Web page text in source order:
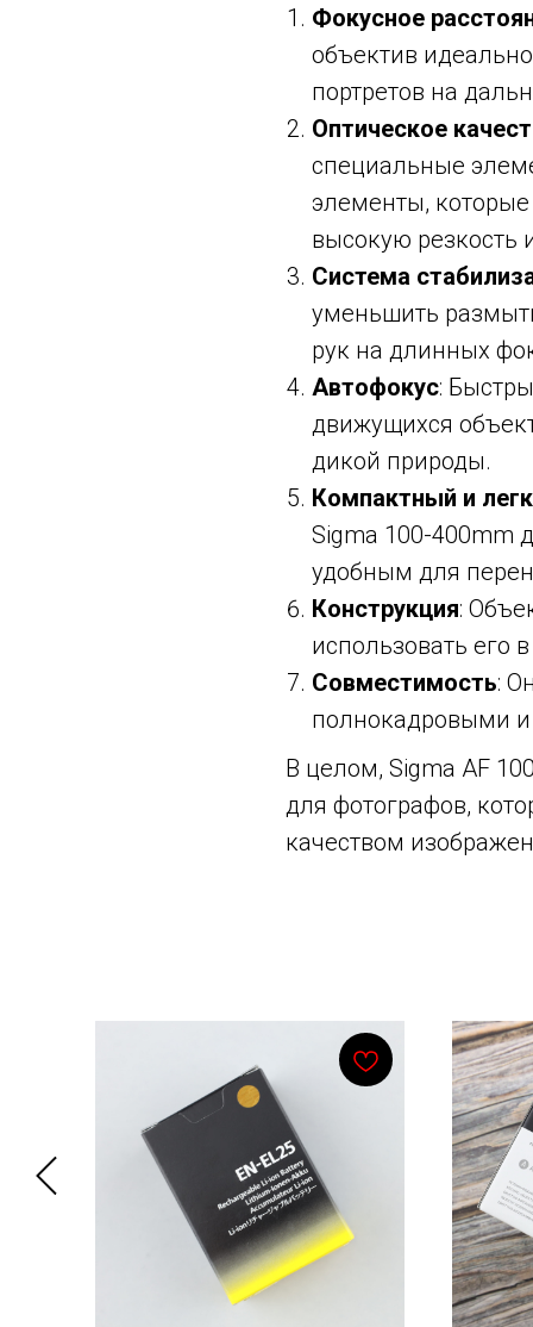
Фокусное
объектив
портретов на
Оптическое
специальные
элементы,
высокую резкость
Система
уменьшить
рук на длинных
Автофокус:
движущихся
дикой природы.
Компактный и
Sigma 100-400mm
удобным для
Конструкция:
использовать его
Совместимость:
полнокадровыми и
В целом, Sigma AF
для фотографов,
качеством